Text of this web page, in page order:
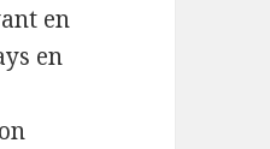
en
en